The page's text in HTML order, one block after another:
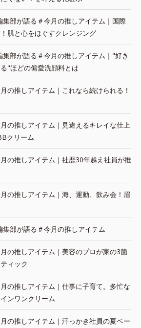
部が語る＃今月の推しアイテム｜国際
肌と心をほぐすクレンジング
部が語る＃今月の推しアイテム｜"好き
"ほどの偏愛洗顔料とは
の推しアイテム｜これなら続けられる！
の推しアイテム｜見違えるキレイな仕上
クリーム
の推しアイテム｜社歴30年越え社員が推
の推しアイテム｜海、運動、飲み会！眉
部が語る＃今月の推しアイテム
の推しアイテム｜美容のプロが家の3箇
ィック
の推しアイテム｜仕事に子育て。多忙な
ンワンクリーム
の推しアイテム｜汗っかき社員の夏ベー